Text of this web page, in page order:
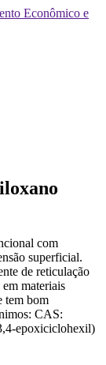
Econômico e
com
superficial.
de reticulação
materiais
tem bom
CAS:
epoxiciclohexil)